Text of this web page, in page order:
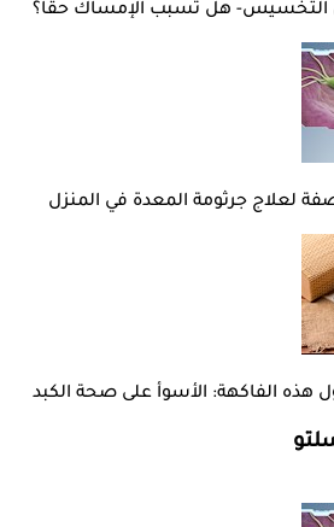
التخسيس- هل تسبب الإمساك حقًا؟
لعلاج جرثومة المعدة في المنزل
هذه الفاكهة: الأسوأ على صحة الكبد